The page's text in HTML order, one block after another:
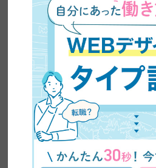
ムを作成する仕事です。
クライアントからの依頼を受けて要
にどのような機能を持たせたいのか
ヒアリング内容を元に設計し、プロ
くことでシステムが機能し始めます。
案件によってはコードを書くだけで
正常に動作するか確認したり、バグ
業を行ったりすることもあり、多様
1つです。